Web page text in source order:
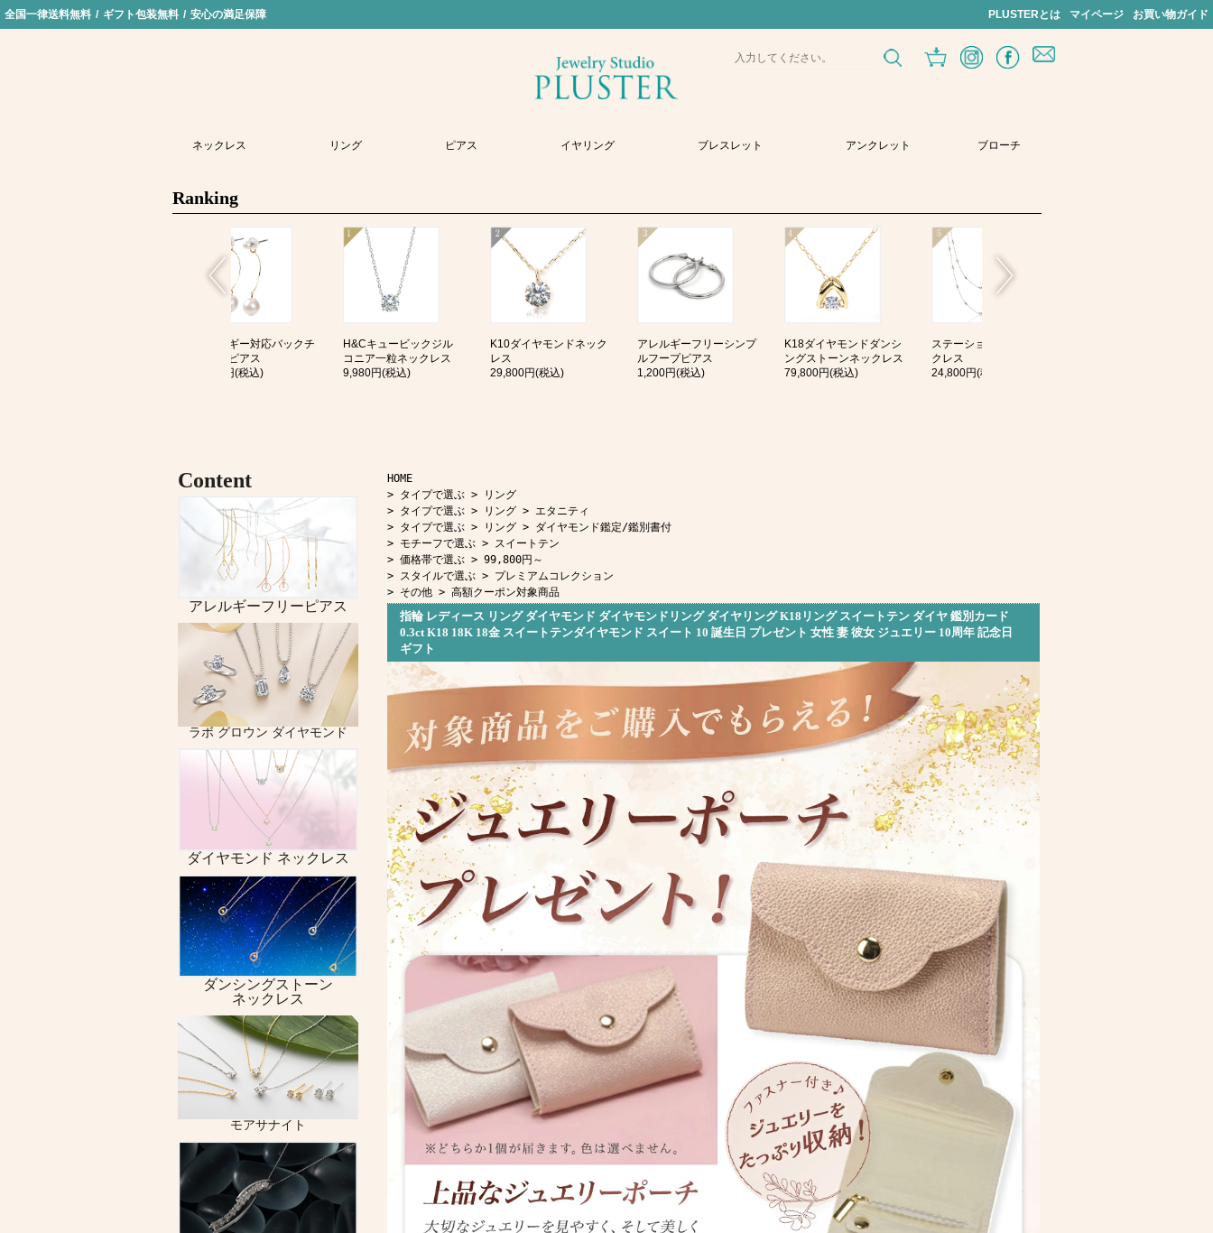
HOME
> タイプで選ぶ >
リング
> タイプで選ぶ > リング > エタニティ
> タイプで選ぶ > リング > ダイヤモンド鑑定/鑑別書付
> モチーフで選ぶ > スイートテン
> 価格帯で選ぶ > 99,800円～
> スタイルで選ぶ > プレミアムコレクション
> その他 > 高額クーポン対象商品
指輪 レディース リング ダイヤモンド ダイヤモンドリング ダイヤリング K18リング スイートテン ダイヤ 鑑別カード
0.3ct K18 18K 18金 スイートテンダイヤモンド スイート 10 誕生日 プレゼント 女性 妻 彼女 ジュエリー 10周年 記念日
ギフト